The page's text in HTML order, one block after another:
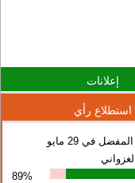
إعلانات
استطلاع رأي
في 29 مايو
89%